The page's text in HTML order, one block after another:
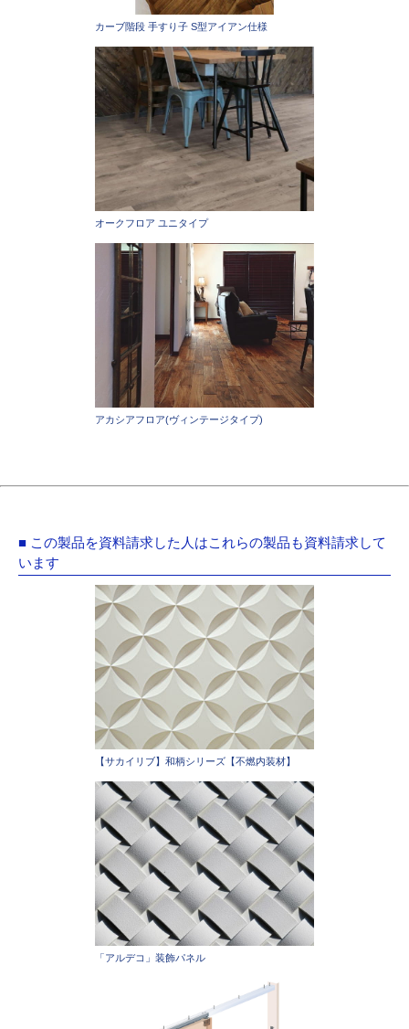
カーブ階段 手すり子 S型アイアン仕様
オークフロア ユニタイプ
アカシアフロア(ヴィンテージタイプ)
■ この製品を資料請求した人はこれらの製品も資料請求して
います
【サカイリブ】和柄シリーズ【不燃内装材】
「アルデコ」装飾パネル